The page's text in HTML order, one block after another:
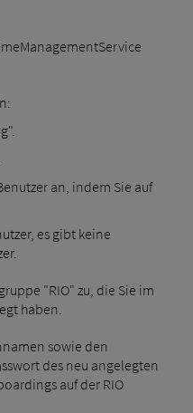
an, indem Sie auf
es gibt keine
"RIO" zu, die Sie im
haben.
sowie den
des neu angelegten
auf der RIO